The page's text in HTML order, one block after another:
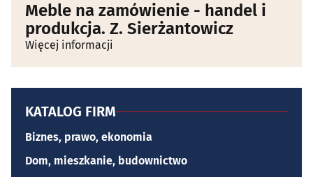
Meble na zamówienie - handel i
produkcja. Z. Sierżantowicz
Więcej informacji
KATALOG FIRM
Biznes, prawo, ekonomia
Dom, mieszkanie, budownictwo